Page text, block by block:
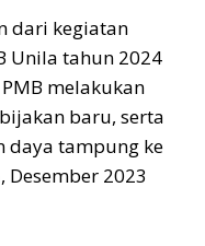
dari kegiatan
Unila tahun 2024
melakukan
baru, serta
daya tampung ke
2023